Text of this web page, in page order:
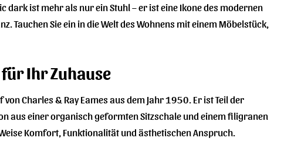
ist mehr als nur ein Stuhl – er ist eine Ikone des modernen
Tauchen Sie ein in die Welt des Wohnens mit einem Möbelstück,
für Ihr Zuhause
von Charles & Ray Eames aus dem Jahr 1950. Er ist Teil der
aus einer organisch geformten Sitzschale und einem filigranen
Komfort, Funktionalität und ästhetischen Anspruch.